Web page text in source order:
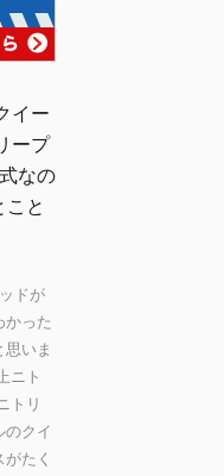
イー
ープ
なの
と
ドが
かった
いま
ニト
トリ
クイ
たく